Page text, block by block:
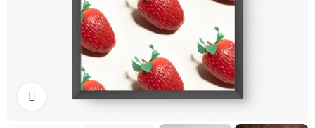
Clique para ampliar